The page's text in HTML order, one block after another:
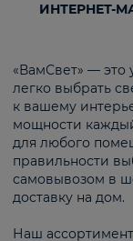
ИНТЕРНЕТ-
«ВамСвет» — это
легко выбрать
к вашему
мощности
для любого
правильности
самовывозом в
доставку на дом.
Наш